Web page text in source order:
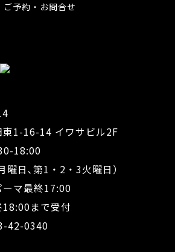
ご予約・お問合せ
東1-16-14 イワサビル2F
18:00
曜日､第1・2・3火曜日）
ーマ最終17:00
18:00まで受付
42-0340